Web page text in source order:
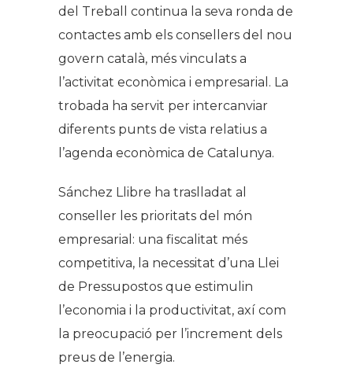
del Treball continua la seva ronda de
contactes amb els consellers del nou
govern català, més vinculats a
l’activitat econòmica i empresarial. La
trobada ha servit per intercanviar
diferents punts de vista relatius a
l’agenda econòmica de Catalunya.
Sánchez Llibre ha traslladat al
conseller les prioritats del món
empresarial: una fiscalitat més
competitiva, la necessitat d’una Llei
de Pressupostos que estimulin
l’economia i la productivitat, axí com
la preocupació per l’increment dels
preus de l’energia.